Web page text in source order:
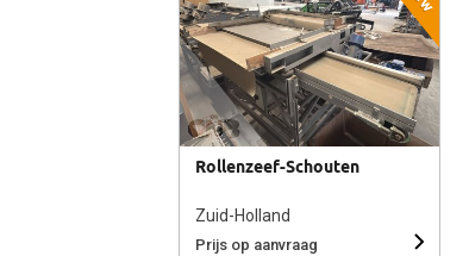
Rollenzeef-Schouten
Zuid-Holland
Prijs op aanvraag